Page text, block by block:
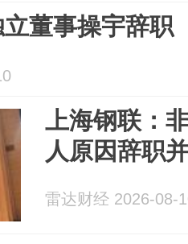
董事操宇辞职
上海钢联：
人原因辞职
雷达财经 2026-08-